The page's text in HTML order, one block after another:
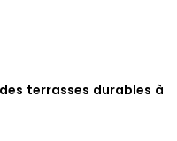
terrasses durables à